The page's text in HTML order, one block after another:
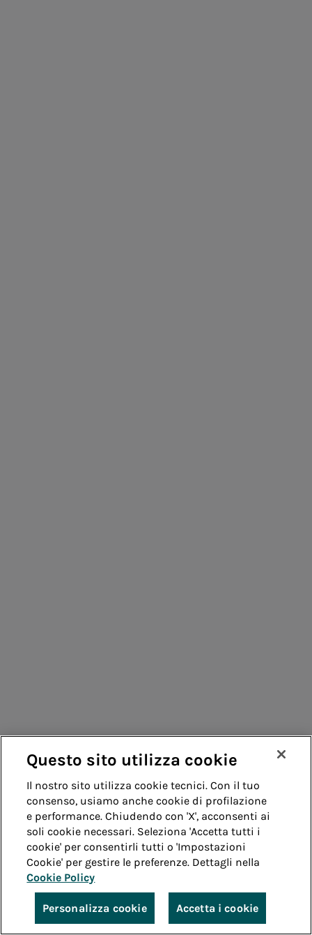
Questo sito utilizza cookie
Il nostro sito utilizza cookie tecnici. Con il tuo
consenso, usiamo anche cookie di profilazione
e performance. Chiudendo con 'X', acconsenti ai
soli cookie necessari. Seleziona 'Accetta tutti i
cookie' per consentirli tutti o 'Impostazioni
Cookie' per gestire le preferenze. Dettagli nella
Cookie Policy
Personalizza cookie Accetta i cookie